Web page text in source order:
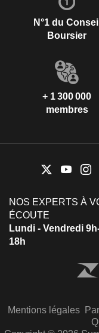
N°1 du Conseil
Boursier
+ 1 300 000
membres
NOS EXPERTS À
ÉCOUTE
Lundi - Vendredi
18h
Mentions légales